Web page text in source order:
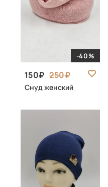
-40%
150 250
Снуд женский